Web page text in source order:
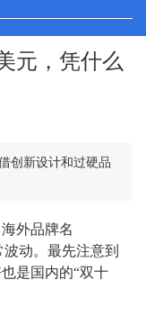
元，凭什么
创新设计和过硬品
外品牌名
动。最先注意到
是国内的“双十